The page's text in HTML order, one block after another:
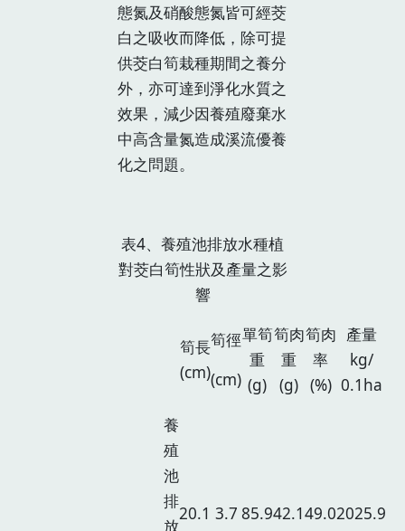
態氮及硝酸態氮皆可經茭
白之吸收而降低，除可提
供茭白筍栽種期間之養分
外，亦可達到淨化水質之
效果，減少因養殖廢棄水
中高含量氮造成溪流優養
化之問題。
表4、養殖池排放水種植
對茭白筍性狀及產量之影
響
筍長
(cm)
筍徑
(cm)
單筍
重
(g)
筍肉
重
(g)
筍肉
率
(%)
產量
kg/
0.1ha
養
殖
池
排
放
20.1 3.7 85.942.149.02025.9